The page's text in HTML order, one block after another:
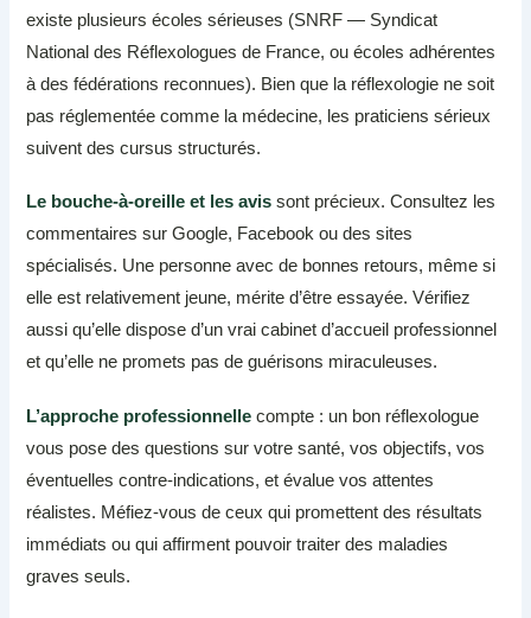
existe plusieurs écoles sérieuses (SNRF — Syndicat
National des Réflexologues de France, ou écoles adhérentes
à des fédérations reconnues). Bien que la réflexologie ne soit
pas réglementée comme la médecine, les praticiens sérieux
suivent des cursus structurés.
Le bouche-à-oreille et les avis sont précieux. Consultez les
commentaires sur Google, Facebook ou des sites
spécialisés. Une personne avec de bonnes retours, même si
elle est relativement jeune, mérite d’être essayée. Vérifiez
aussi qu’elle dispose d’un vrai cabinet d’accueil professionnel
et qu’elle ne promets pas de guérisons miraculeuses.
L’approche professionnelle compte : un bon réflexologue
vous pose des questions sur votre santé, vos objectifs, vos
éventuelles contre-indications, et évalue vos attentes
réalistes. Méfiez-vous de ceux qui promettent des résultats
immédiats ou qui affirment pouvoir traiter des maladies
graves seuls.